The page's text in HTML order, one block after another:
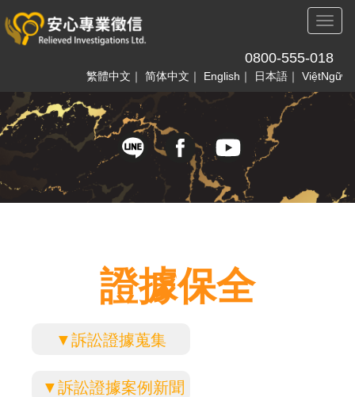
0800-555-018
繁體中文 ｜ 简体中文 ｜ English ｜ 日本語 ｜ ViệtNgữ
證據保全
▼訴訟證據蒐集
▼訴訟證據案例新聞